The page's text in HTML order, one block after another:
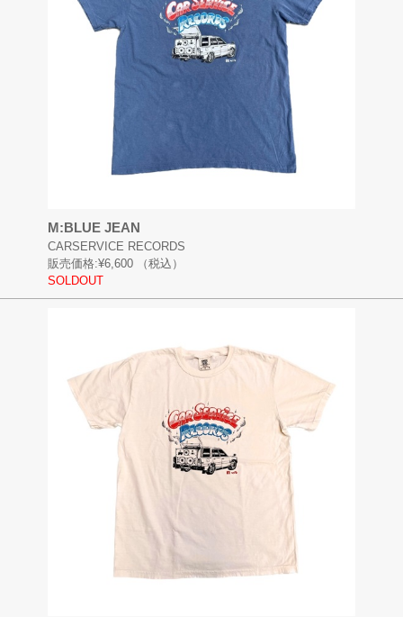
M:BLUE JEAN
CARSERVICE RECORDS
販売価格:¥6,600
（税込）
SOLDOUT